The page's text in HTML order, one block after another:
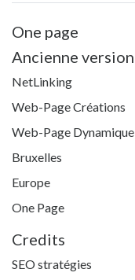
One page
Ancienne version
NetLinking
Web-Page Créations
Web-Page Dynamique
Bruxelles
Europe
One Page
Credits
SEO stratégies